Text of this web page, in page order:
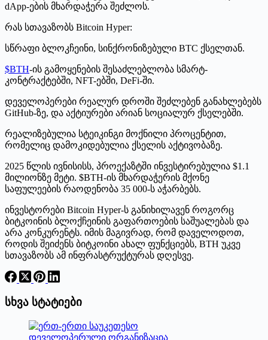
dApp-ების მხარდაჭერა შეძლოს.
რას სთავაზობს Bitcoin Hyper:
სწრაფი ბლოკჩეინი, სინქრონიზებული BTC ქსელთან.
$BTH-ის გამოყენების შესაძლებლობა სმარტ-
კონტრაქტებში, NFT-ებში, DeFi-ში.
დეველოპერები რეალურ დროში შეძლებენ განახლებებს
GitHub-ზე, და აქტიურები არიან სოციალურ ქსელებში.
რეალიზებულია სტეიკინგი მოქნილი პროცენტით,
რომელიც დამოკიდებულია ქსელის აქტივობაზე.
2025 წლის ივნისისს, პროექაზტში ინვესტირებულია $1.1
მილიონზე მეტი. $BTH-ის მხარდაჭერის მქონე
საფულეების რაოდენობა 35 000-ს აჭარბებს.
ინვესტორები Bitcoin Hyper-ს განიხილავენ როგორც
ბიტკოინის ბლოქჩეინის გაფართოების საშუალებას და
არა კონკურენტს. იმის მაგივრად, რომ დაველოდოთ,
როდის შეიძენს ბიტკოინი ახალ ფუნქციებს, BTH უკვე
სთავაზობს ამ ინფრასტრუქტურას დღესვე.
სხვა სტატიები